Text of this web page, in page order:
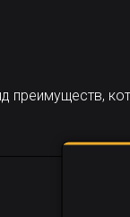
преимуществ,